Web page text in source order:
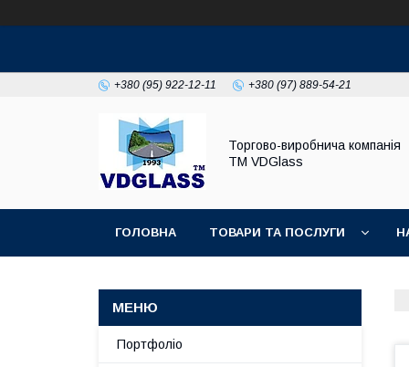
+380 (95) 922-12-11 +380 (97) 889-54-21
Торгово-виробнича компанія
ТМ VDGlass
ГОЛОВНА ТОВАРИ ТА ПОСЛУГИ
Портфоліо